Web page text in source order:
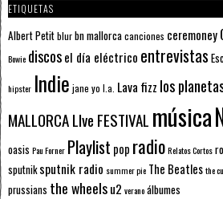
ETIQUETAS
Albert Petitblurbn mallorcacanciones ceremoney
Bowie discosel día eléctrico entrevistas
hipster Indie jane yo l.a. Lava fizz los
MALLORCA LIve FESTIVAL música
oasis Pau Forner Playlist pop radioRelatos Cortos
sputnik sputnik radio summer pie The Beatlesthe
prussians the wheelsu2 veranoálbumes